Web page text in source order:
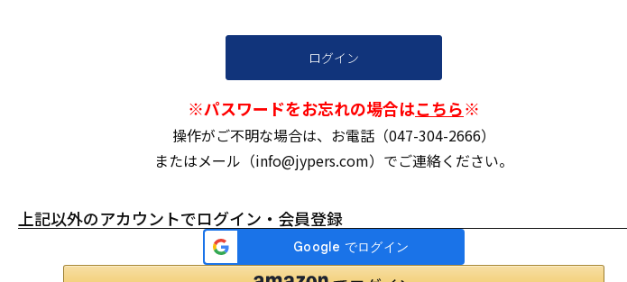
ログイン
※パスワードをお忘れの場合はこちら※
操作がご不明な場合は、お電話（047-304-2666）
またはメール（info@jypers.com）でご連絡ください。
上記以外のアカウントでログイン・会員登録